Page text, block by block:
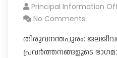
Principal Information
No Comments
തിരുവനന്തപുരം:
പ്രവർത്തനങ്ങളുടെ